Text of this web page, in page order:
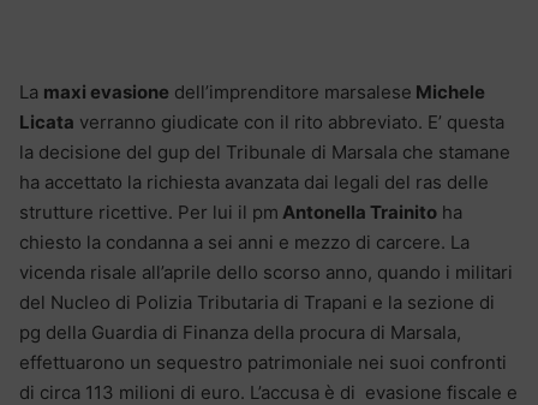
La maxi evasione dell’imprenditore marsalese Michele
Licata verranno giudicate con il rito abbreviato. E’ questa
la decisione del gup del Tribunale di Marsala che stamane
ha accettato la richiesta avanzata dai legali del ras delle
strutture ricettive. Per lui il pm Antonella Trainito ha
chiesto la condanna a sei anni e mezzo di carcere. La
vicenda risale all’aprile dello scorso anno, quando i militari
del Nucleo di Polizia Tributaria di Trapani e la sezione di
pg della Guardia di Finanza della procura di Marsala,
effettuarono un sequestro patrimoniale nei suoi confronti
di circa 113 milioni di euro. L’accusa è di evasione fiscale e